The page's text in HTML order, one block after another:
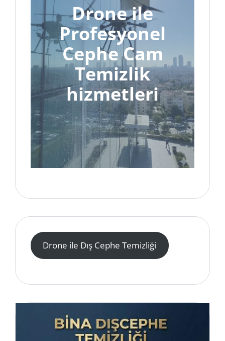
Drone ile
Profesyonel
Cephe Cam
Temizlik
hizmetleri
Drone ile Dış Cephe Temizliği